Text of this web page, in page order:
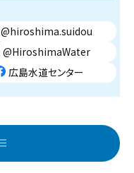
@hiroshima.suidou
@HiroshimaWater
広島水道センター